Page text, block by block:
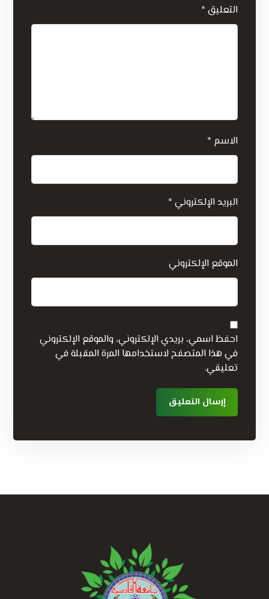
التعليق *
الاسم *
البريد الإلكتروني *
الموقع الإلكتروني
احفظ اسمي، بريدي الإلكتروني، والموقع الإلكتروني
في هذا المتصفح لاستخدامها المرة المقبلة في
تعليقي.
إرسال التعليق